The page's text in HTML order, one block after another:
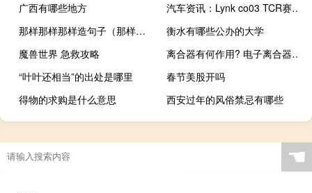
广西有哪些地方
汽车资讯：Lynk co03 TCR赛车第一次进入赛道
那样那样那样造句子（那样那样那样造句）
衡水有哪些公办的大学
魔兽世界 急救攻略
离合器有何作用? 电子离合器有什么危害
“叶叶还相当”的出处是哪里
春节美股开吗
得物的求购是什么意思
西安过年的风俗禁忌有哪些
☚